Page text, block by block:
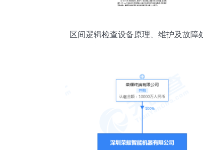
区间逻辑检查设备原理、维护及故障